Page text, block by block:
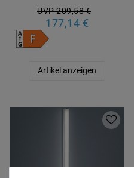
UVP 209,58 €
177,14 €
Artikel anzeigen